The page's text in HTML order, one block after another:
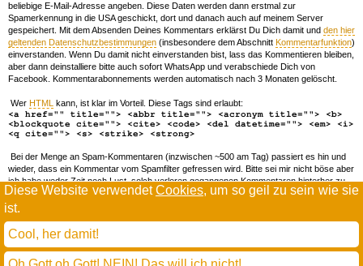
Diese Website verwendetCookies, um so geil zu sein wie sie
ist.
Cool, her damit!
beliebige E-Mail-Adresse angeben. Diese Daten werden dann erstmal zur
Spamerkennung in die USA geschickt, dort und danach auch auf meinem Server
gespeichert. Mit dem Absenden Deines Kommentars erklärst Du Dich damit und den hier
geltenden Datenschutzbestimmungen (insbesondere dem Abschnitt Kommentarfunktion)
einverstanden. Wenn Du damit nicht einverstanden bist, lass das Kommentieren bleiben,
aber dann deinstalliere bitte auch sofort WhatsApp und verabschiede Dich von
Facebook. Kommentarabonnements werden automatisch nach 3 Monaten gelöscht.
Wer HTML kann, ist klar im Vorteil. Diese Tags sind erlaubt:
<a href="" title=""> <abbr title=""> <acronym title=""> <b>
<blockquote cite=""> <cite> <code> <del datetime=""> <em> <i>
<q cite=""> <s> <strike> <strong>
Bei der Menge an Spam-Kommentaren (inzwischen ~500 am Tag) passiert es hin und
wieder, dass ein Kommentar vom Spamfilter gefressen wird. Bitte sei mir nicht böse aber
ich habe weder Zeit noch Lust, solch verloren gegangenen Kommentaren hinterher zu
forschen. Wenn das öfters passiert, schreib' mir 'ne Mail damit ich dich whitelisten kann.
todamax rennt aufwordpress
(mit minimalen anpassungen in oberlängen und kerning)